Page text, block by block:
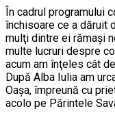
În cadrul programului
închisoare ce a dăruit
mulţi dintre ei rămaşi
multe lucruri despre
acum am înţeles cât
După Alba Iulia am
Oaşa, împreună cu
acolo pe Părintele